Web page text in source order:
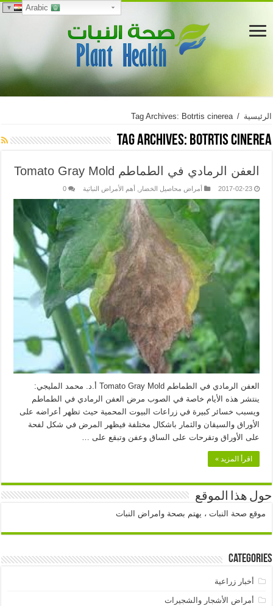
الرئيسية /
Tag Archives: Botrtis cinerea
Tag Archives: Botrtis cinerea
العفن الرمادي في الطماطم Tomato Gray Mold
2017-02-23 أمراض محاصيل الخضار أهم الأمراض النباتية 0
العفن الرمادي في الطماطم Tomato Gray Mold أ.د. محمد المليجي:
ينتشر هذه الأيام خاصة في الصوب مرض العفن الرمادي في الطماطم
ويسبب خسائر كبيرة في زراعات البيوت المحمية حيث تظهر أعراضه على
الأوراق والسيقان والثمار باشكال مختلفة فيظهر المرض في شكل لفحة
على الأوراق وتقرحات على الساق وعفن وتبقع على …
اقرأ المزيد »
حول هذا الموقع
موقع صحة النبات ، يهتم بصحة وامراض النبات
Categories
أخبار زراعية
أمراض الأشجار والشجيرات